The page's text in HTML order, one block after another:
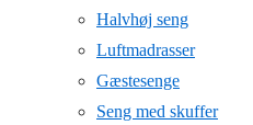
Halvhøj seng
Luftmadrasser
Gæstesenge
Seng med skuffer